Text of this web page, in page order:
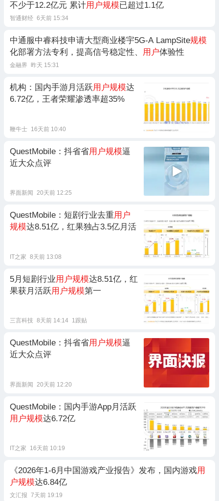
不少于12.2亿元 累计用户规模已超过1.1亿
智通财经 6天前 15:34
中通服中睿科技申请大型商业楼宇5G-A LampSite规模
化部署方法专利，提高信号稳定性、 用户体验性
金融界 昨天 15:31
机构：国内手游月活跃用户规模达
6.72亿，王者荣耀渗透率超35%
鞭牛士 16天前 10:40
QuestMobile：抖省省用户规模逼
近大众点评
界面新闻 20天前 12:25
QuestMobile：短剧行业去重用户
规模达8.51亿，红果独占3.5亿月活
IT之家 8天前 13:08
5月短剧行业用户规模达8.51亿，红
果获月活跃用户规模第一
三言科技 8天前 14:14 1跟贴
QuestMobile：抖省省用户规模逼
近大众点评
界面新闻 20天前 12:20
QuestMobile：国内手游App月活跃
用户规模达6.72亿
IT之家 16天前 10:19
《2026年1-6月中国游戏产业报告》发布，国内游戏用
户规模达6.84亿
文汇报 7天前 19:19